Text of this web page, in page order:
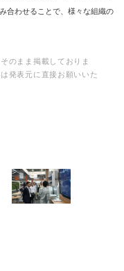
合わせることで、様々な組織の
のまま掲載しておりま
発表元に直接お願いいた